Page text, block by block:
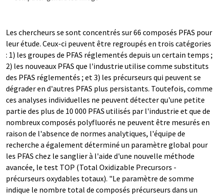
Les chercheurs se sont concentrés sur 66 composés PFAS pour
leur étude. Ceux-ci peuvent être regroupés en trois catégories
: 1) les groupes de PFAS réglementés depuis un certain temps ;
2) les nouveaux PFAS que l'industrie utilise comme substituts
des PFAS réglementés ; et 3) les précurseurs qui peuvent se
dégrader en d'autres PFAS plus persistants. Toutefois, comme
ces analyses individuelles ne peuvent détecter qu'une petite
partie des plus de 10 000 PFAS utilisés par l'industrie et que de
nombreux composés polyfluorés ne peuvent être mesurés en
raison de l'absence de normes analytiques, l'équipe de
recherche a également déterminé un paramètre global pour
les PFAS chez le sanglier à l'aide d'une nouvelle méthode
avancée, le test TOP (Total Oxidizable Precursors -
précurseurs oxydables totaux). "Le paramètre de somme
indique le nombre total de composés précurseurs dans un